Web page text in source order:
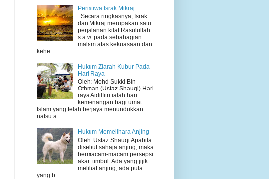
Peristiwa Israk Mikraj
Secara ringkasnya, Israk
dan Mikraj merupakan satu
perjalanan kilat Rasulullah
s.a.w. pada sebahagian
malam atas kekuasaan dan
kehe...
Hukum Ziarah Kubur Pada
Hari Raya
Oleh: Mohd Sukki Bin
Othman (Ustaz Shauqi) Hari
raya Aidilfitri ialah hari
kemenangan bagi umat
Islam yang telah berjaya menundukkan
nafsu a...
Hukum Memelihara Anjing
Oleh: Ustaz Shauqi Apabila
disebut sahaja anjing, maka
bermacam-macam persepsi
akan timbul. Ada yang jijik
melihat anjing, ada pula
yang b...